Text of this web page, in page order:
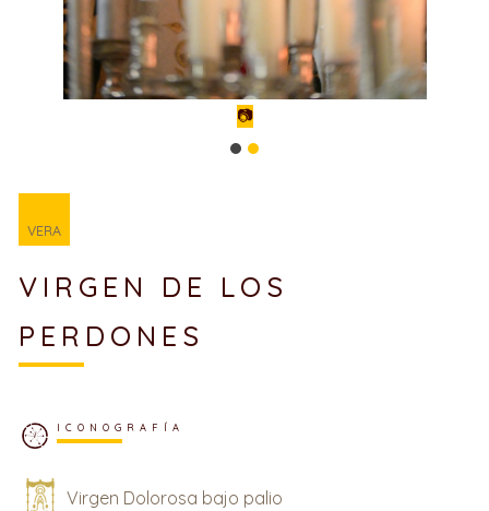
📷
VERA
VIRGEN DE LOS
PERDONES
ICONOGRAFÍA
Virgen Dolorosa bajo palio